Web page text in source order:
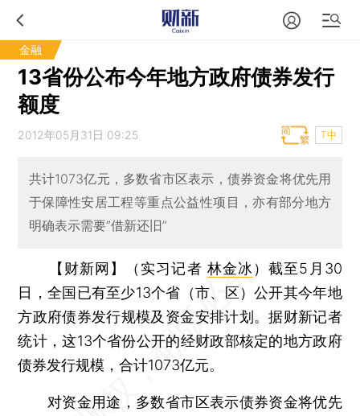
金融
13省份公布今年地方政府债券发行
额度
2012年05月31日 09:25 T中
共计1073亿元，多数省市区表示，债券资金将优先用
于保障性安居工程等重点公益性项目，亦有部分地方
明确表示需要“借新还旧”
【财新网】（实习记者 林金冰 ）截至5月30
日，全国已有至少13个省（市、区）公开其今年地
方政府债券发行规模及资金安排计划。据财新记者
统计，这13个省份公开的经财政部核定的地方政府
债券发行规模，合计1073亿元。
对资金用途，多数省市区表示债券资金将优先